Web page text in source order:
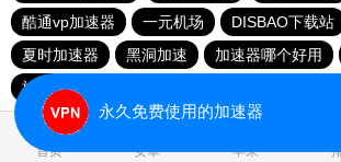
酷通vp加速器
一元机场 DISBAO下载站
夏时加速器
黑洞加速 加速器哪个好用
旋风vqn官网
首页 安卓 苹果
永久免费使用的加速器